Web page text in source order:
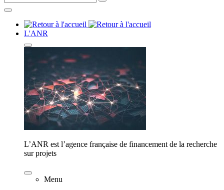
L'ANR
L’ANR est l’agence française de financement de la recherche
sur projets
Menu